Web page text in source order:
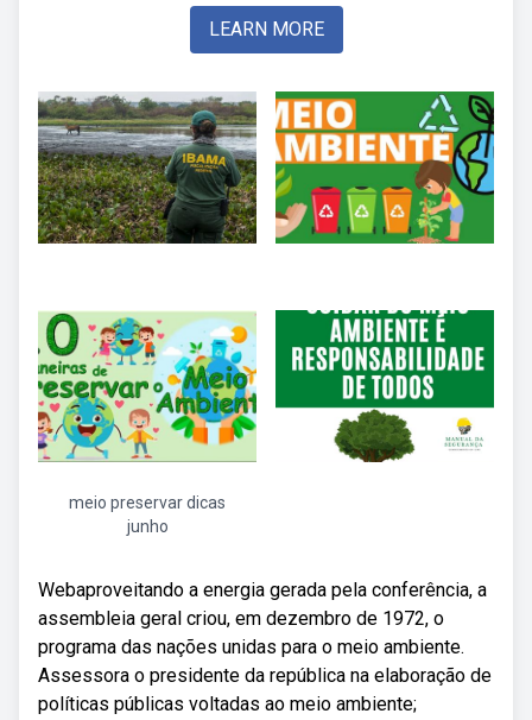
LEARN MORE
meio preservar dicas
junho
Webaproveitando a energia gerada pela conferência, a
assembleia geral criou, em dezembro de 1972, o
programa das nações unidas para o meio ambiente.
Assessora o presidente da república na elaboração de
políticas públicas voltadas ao meio ambiente;